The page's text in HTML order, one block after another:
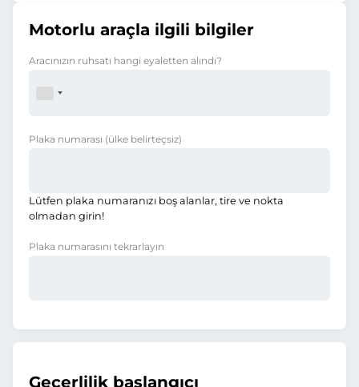
Motorlu araçla ilgili bilgiler
Aracınızın ruhsatı hangi eyaletten alındı?
Plaka numarası (ülke belirteçsiz)
Lütfen plaka numaranızı boş alanlar, tire ve nokta
olmadan girin!
Plaka numarasını tekrarlayın
Geçerlilik başlangıcı